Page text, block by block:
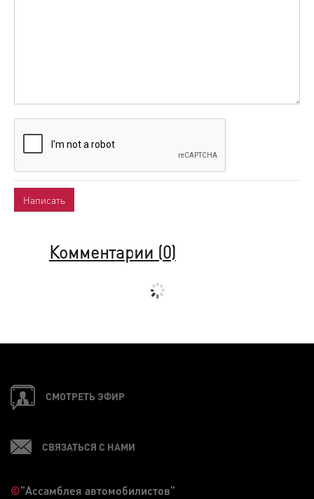
Комментарии (0)
СМОТРЕТЬ ЭФИР
СВЯЗАТЬСЯ С НАМИ
©"Ассамблея автомобилистов"